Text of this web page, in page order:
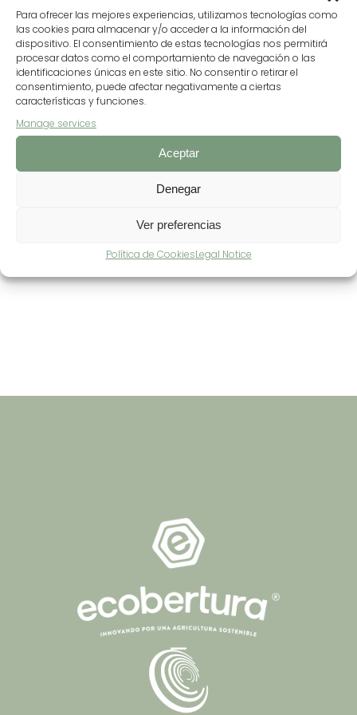
Para ofrecer las mejores experiencias, utilizamos tecnologías como
las cookies para almacenar y/o acceder a la información del
dispositivo. El consentimiento de estas tecnologías nos permitirá
procesar datos como el comportamiento de navegación o las
identificaciones únicas en este sitio. No consentir o retirar el
consentimiento, puede afectar negativamente a ciertas
características y funciones.
Manage services
Aceptar
Denegar
Ver preferencias
Política de CookiesLegal Notice
more information